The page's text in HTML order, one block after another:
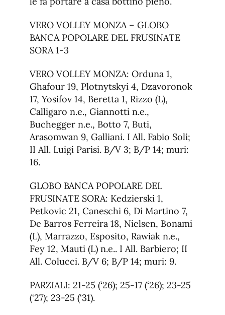
VERO VOLLEY MONZA – GLOBO
BANCA POPOLARE DEL FRUSINATE
SORA 1-3
VERO VOLLEY MONZA: Orduna 1,
Ghafour 19, Plotnytskyi 4, Dzavoronok
17, Yosifov 14, Beretta 1, Rizzo (L),
Calligaro n.e., Giannotti n.e.,
Buchegger n.e., Botto 7, Buti,
Arasomwan 9, Galliani. I All. Fabio Soli;
II All. Luigi Parisi. B/V 3; B/P 14; muri:
16.
GLOBO BANCA POPOLARE DEL
FRUSINATE SORA: Kedzierski 1,
Petkovic 21, Caneschi 6, Di Martino 7,
De Barros Ferreira 18, Nielsen, Bonami
(L), Marrazzo, Esposito, Rawiak n.e.,
Fey 12, Mauti (L) n.e.. I All. Barbiero; II
All. Colucci. B/V 6; B/P 14; muri: 9.
PARZIALI: 21-25 (‘26); 25-17 (‘26); 23-25
(‘27); 23-25 (‘31).